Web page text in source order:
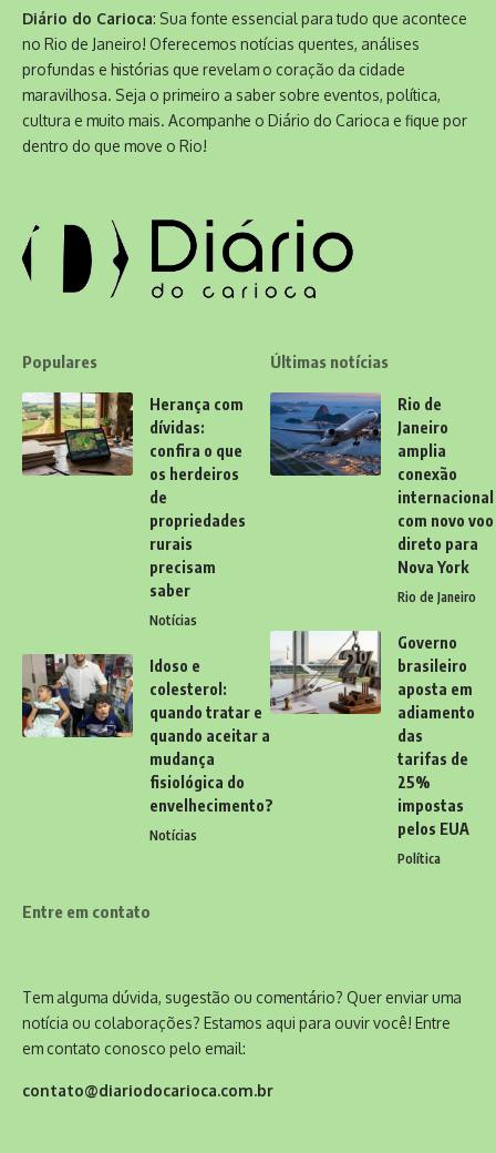
Diário do Carioca: Sua fonte essencial para tudo que acontece
no Rio de Janeiro! Oferecemos notícias quentes, análises
profundas e histórias que revelam o coração da cidade
maravilhosa. Seja o primeiro a saber sobre eventos, política,
cultura e muito mais. Acompanhe o Diário do Carioca e fique por
dentro do que move o Rio!
Populares
Herança com
dívidas:
confira o que
os herdeiros
de
propriedades
rurais
precisam
saber
Notícias
Idoso e
colesterol:
quando tratar e
quando aceitar a
mudança
fisiológica do
envelhecimento?
Notícias
Últimas notícias
Rio de
Janeiro
amplia
conexão
internacional
com novo voo
direto para
Nova York
Rio de Janeiro
Governo
brasileiro
aposta em
adiamento
das
tarifas de
25%
impostas
pelos EUA
Política
Entre em contato
Tem alguma dúvida, sugestão ou comentário? Quer enviar uma
notícia ou colaborações? Estamos aqui para ouvir você! Entre
em contato conosco pelo email:
contato@diariodocarioca.com.br